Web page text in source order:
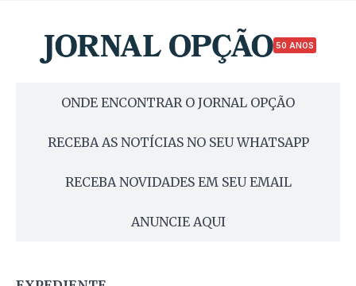
50 ANOS
ONDE ENCONTRAR O JORNAL OPÇÃO
RECEBA AS NOTÍCIAS NO SEU WHATSAPP
RECEBA NOVIDADES EM SEU EMAIL
ANUNCIE AQUI